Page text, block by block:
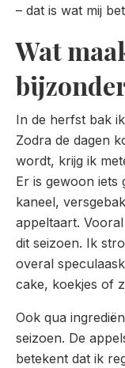
– dat is wat mij
Wat
In de herfst bak
Zodra de dagen
wordt, krijg ik
Er is gewoon iets
kaneel,
appeltaart.
dit seizoen. Ik
overal
cake, koekjes of
Ook qua
seizoen. De
betekent dat ik